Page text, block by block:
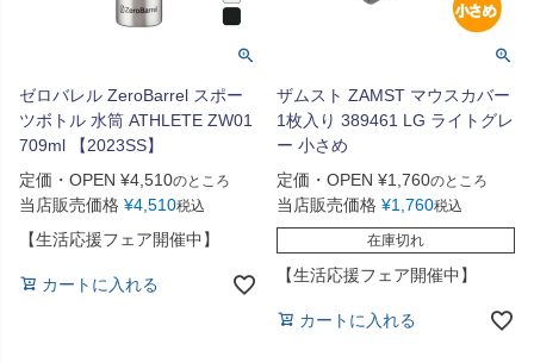
ゼロバレル ZeroBarrel スポー
ツボトル 水筒 ATHLETE ZW01
709ml 【2023SS】
定価・OPEN ¥4,510のところ
当店販売価格 ¥4,510税込
【生活応援フェア開催中】
カートに入れる
ザムスト ZAMST マウスカバー
1枚入り 389461 LG ライトグレ
ー 小さめ
定価・OPEN ¥1,760のところ
当店販売価格 ¥1,760税込
在庫切れ
【生活応援フェア開催中】
カートに入れる